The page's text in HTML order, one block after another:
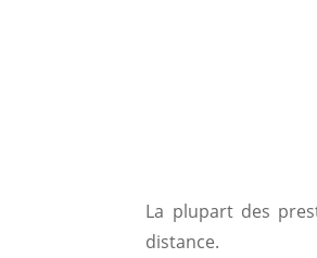
La plupart des
distance.